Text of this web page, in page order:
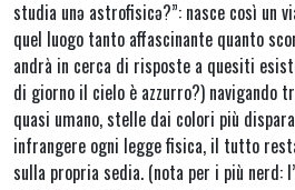
studia unə astrofisicə?”: nasce così un
quel luogo tanto affascinante quanto
andrà in cerca di risposte a quesiti
di giorno il cielo è azzurro?) navigando
quasi umano, stelle dai colori più
infrangere ogni legge fisica, il tutto
sulla propria sedia. (nota per i più nerd: